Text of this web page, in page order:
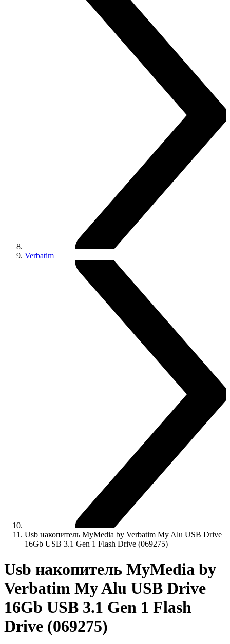
Verbatim
Usb накопитель MyMedia by Verbatim My Alu USB Drive
16Gb USB 3.1 Gen 1 Flash Drive (069275)
Usb накопитель MyMedia by
Verbatim My Alu USB Drive
16Gb USB 3.1 Gen 1 Flash
Drive (069275)